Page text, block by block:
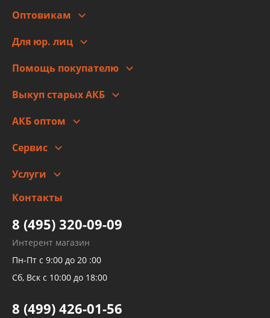
Адреса
Новости
Правовая информация
Оптовикам
Для юр. лиц
Помощь покупателю
Оплата
Гарантии и возврат
Выкуп старых АКБ
АКБ оптом
Сервис
Заправка кондиционера авто
Детейлинг
Услуги
высокого давления
Тормозных трубок
Рукавов гидроусилителей
Рукавов компрессоров и турбин
Трубок кондиционеров
Развертка пайка медных стальных
Контакты
8 (495) 320-09-09
Интерент магазин
Пн-Пт с 9:00 до 20 :00
Сб, Вск с 10:00 до 18:00
8 (499) 426-01-56